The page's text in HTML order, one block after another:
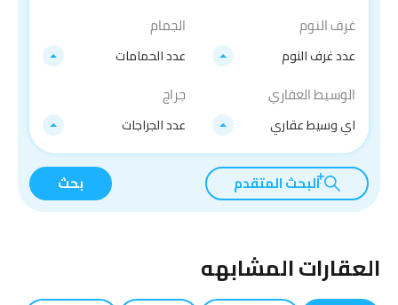
غرف النوم
عدد غرف النوم
الجمام
عدد الحمامات
الوسيط العقاري
اي وسيط عقاري
جراج
عدد الجراجات
البحث المتقدم بحث
العقارات المشابهه